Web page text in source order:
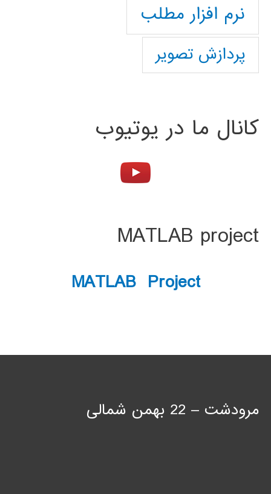
نرم افزار مطلب
پردازش تصویر
کانال ما در یوتیوب
MATLAB project
MATLAB Project
مرودشت – 22 بهمن شمالی